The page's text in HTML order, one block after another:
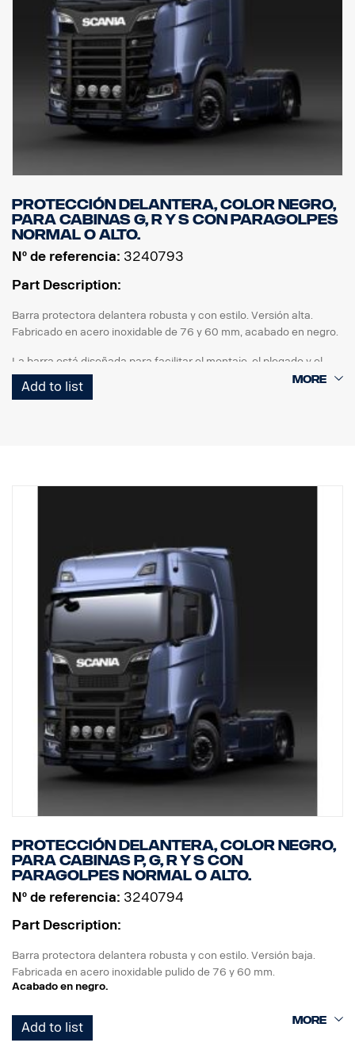
Protección delantera, color negro,
para cabinas G, R y S con paragolpes
normal o alto.
Nº de referencia: 3240793
Part Description:
Barra protectora delantera robusta y con estilo. Versión alta.
Fabricado en acero inoxidable de 76 y 60 mm, acabado en negro.
La barra está diseñada para facilitar el montaje, el plegado y el
acceso/uso de la barra de remolcado original, ya que los tubos del
extremo inferior se desmontan rápidamente sin necesidad de
las barras verticales superiores. Mazo de cables premontado en la
paragolpes alto o normal. Para obtener la mejor separación, se
recomienda usar paragolpes con un saliente de 0 mm, pero
también es compatible con salientes de paragolpes de 40 mm.
Para las cabinas P recomendamos la versión baja, n.º ref.
NO es compatible con paragolpes bajos o paragolpes "XT" de
acero con saliente.
Incluye hardware de montaje, portaemblema, 8 soportes para
lámparas e instrucciones de montaje.
( Luces no incluidas )
Add to list
Protección delantera, color negro,
para cabinas P, G, R y S con
paragolpes normal o alto.
Nº de referencia: 3240794
Part Description:
Barra protectora delantera robusta y con estilo. Versión baja.
Fabricada en acero inoxidable pulido de 76 y 60 mm.
Acabado en negro.
La barra está diseñada para facilitar el montaje, el plegado y el
acceso/uso de la barra de remolcado original, ya que los tubos del
Add to list